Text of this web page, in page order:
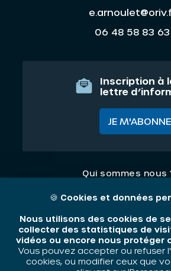
06 48 58 83 63
Inscription à
lettre
JE M'ABONNE
Qui sommes nous
Nos thématiques
Mentions légales
🍪 Cookies et données
Nous utilisons des cookies de
collecter des statistiques de
vidéos ou encore nous protéger
Vous pouvez accepter ou refuser
cookies, ou modifier ceux que